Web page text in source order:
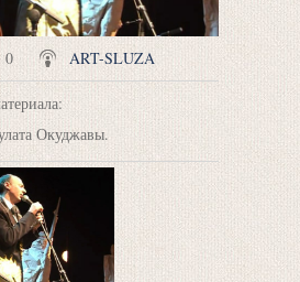
0 ART-SLUZA
:
Окуджавы.